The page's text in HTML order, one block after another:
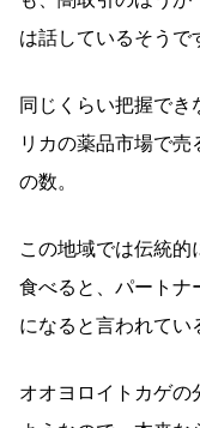
は話しているそうで
同じくらい把握でき
リカの薬品市場で
の数。
この地域では伝統的
食べると、パートナ
になると言われてい
オオヨロイトカゲの